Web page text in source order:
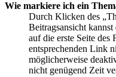
Wie markiere ich ein
Durch Klicken des
Beitragsansicht
auf die erste Seite des
entsprechenden Link
möglicherweise
nicht genügend Zeit